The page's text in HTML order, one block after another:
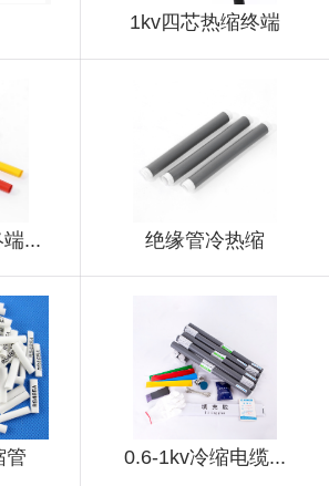
1kv四芯热缩终端
... 绝缘管冷热缩
管 0.6-1kv冷缩电缆...